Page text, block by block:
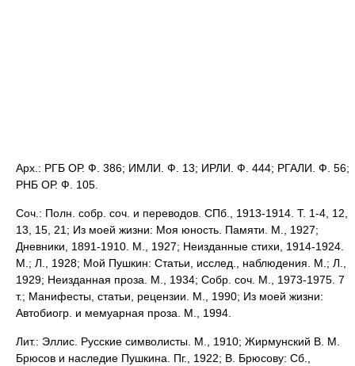
Арх.: РГБ ОР. Ф. 386; ИМЛИ. Ф. 13; ИРЛИ. Ф. 444; РГАЛИ. Ф. 56;
РНБ ОР. Ф. 105.
Соч.: Полн. собр. соч. и переводов. СПб., 1913-1914. Т. 1-4, 12,
13, 15, 21; Из моей жизни: Моя юность. Памяти. М., 1927;
Дневники, 1891-1910. М., 1927; Неизданные стихи, 1914-1924.
М.; Л., 1928; Мой Пушкин: Статьи, исслед., наблюдения. М.; Л.,
1929; Неизданная проза. М., 1934; Собр. соч. М., 1973-1975. 7
т.; Манифесты, статьи, рецензии. М., 1990; Из моей жизни:
Автобиогр. и мемуарная проза. М., 1994.
Лит.: Эллис. Русские символисты. М., 1910; Жирмунский В. М.
Брюсов и наследие Пушкина. Пг., 1922; В. Брюсову: Сб.,